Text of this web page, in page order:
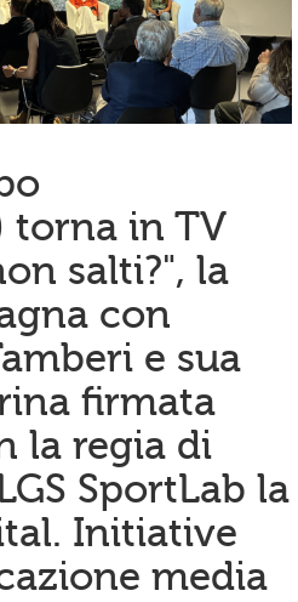
torna in TV
salti?", la
con
e sua
firmata
la regia di
SportLab la
Initiative
media